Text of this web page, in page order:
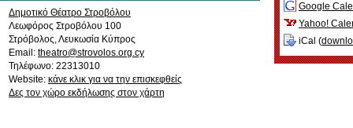
Δημοτικό Θέατρο Στροβόλου
Λεωφόρος Στροβόλου 100
Στρόβολος,Λευκωσία Κύπρος
Email: theatro@strovolos.org.cy
Τηλέφωνο: 22313010
Website: κάνε κλικ για να την επισκεφθείς
Δες τον χώρο εκδήλωσης στον χάρτη
Google
Yahoo!
iCal (